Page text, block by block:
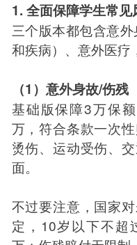
1. 全面保障学生常见
三个版本都包含意
和疾病）、意外医疗
（1）意外身故/伤残
基础版保障3万保
万，符合条款一次
烫伤、运动受伤、
面。
不过要注意，国家
定，10岁以下不超